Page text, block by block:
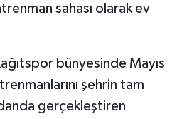
sahası olarak ev
bünyesinde Mayıs
şehrin tam
gerçekleştiren